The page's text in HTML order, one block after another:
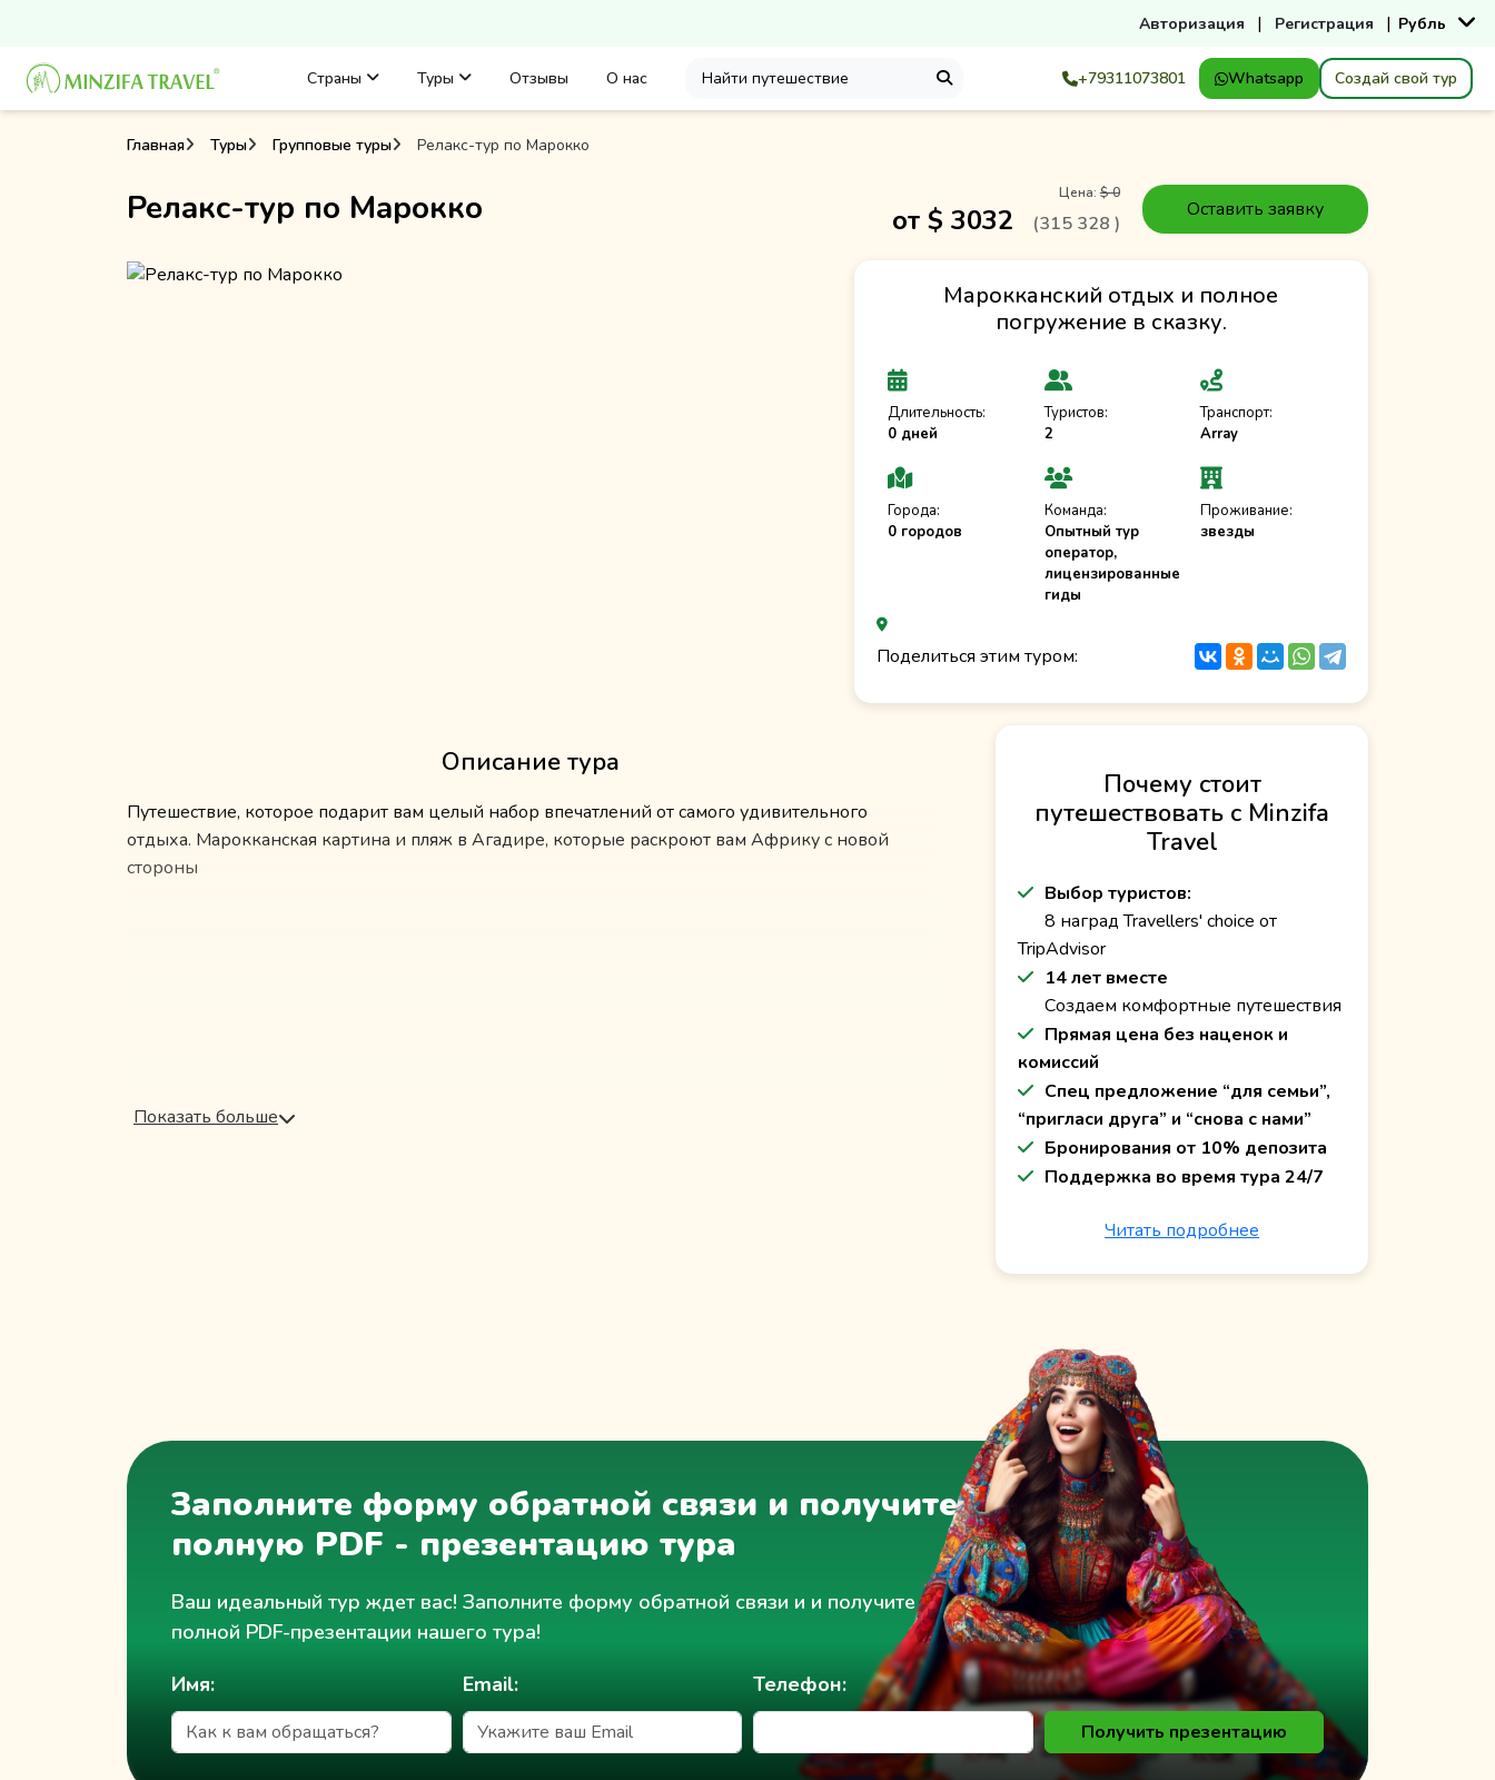
Авторизация | Регистрация | Рубль
Страны Туры Отзывы О нас +79311073801 Whatsapp Создай свой тур
Главная Туры Групповые туры Релакс-тур по Марокко
Релакс-тур по Марокко Цена:$ 0
от $ 3032 (315 328 )
Оставить заявку
Марокканский отдых и полное
погружение в сказку.
Длительность:
0 дней
Туристов:
2
Транспорт:
Array
Города:
0 городов
Команда:
Опытный тур
оператор,
лицензированные
гиды
Проживание:
звезды
Поделиться этим туром:
Описание тура
Путешествие, которое подарит вам целый набор впечатлений от самого удивительного
отдыха. Марокканская картина и пляж в Агадире, которые раскроют вам Африку с новой
стороны
Показать больше
Почему стоит
путешествовать с Minzifa
Travel
Выбор туристов:
8 наград Travellers' choice от
TripAdvisor
14 лет вместе
Создаем комфортные путешествия
Прямая цена без наценок и
комиссий
Спец предложение “для семьи”,
“пригласи друга” и “снова с нами”
Бронирования от 10% депозита
Поддержка во время тура 24/7
Читать подробнее
Заполните форму обратной связи и получите
полную PDF - презентацию тура
Ваш идеальный тур ждет вас! Заполните форму обратной связи и и получите доступ к
полной PDF-презентации нашего тура!
Имя:
Email: Телефон:
Получить презентацию